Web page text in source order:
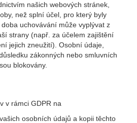
našich webových stránek,
než splní účel, pro který byly
uchovávání může vyplývat z
strany (např. za účelem zajištění
jejich zneužití). Osobní údaje,
zákonných nebo smluvních
blokovány.
v rámci GDPR na
osobních údajů a kopii těchto